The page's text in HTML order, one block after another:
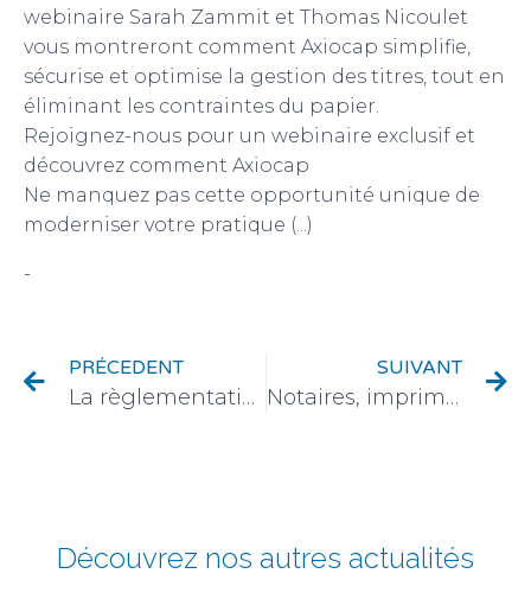
webinaire Sarah Zammit et Thomas Nicoulet
vous montreront comment Axiocap simplifie,
sécurise et optimise la gestion des titres, tout en
éliminant les contraintes du papier.
Rejoignez-nous pour un webinaire exclusif et
découvrez comment Axiocap
Ne manquez pas cette opportunité unique de
moderniser votre pratique (...)
-
PRÉCEDENT
La règlementation de la découverte d’un trésor
SUIVANT
Notaires, imprimez sans perdre de temps
Découvrez nos autres actualités